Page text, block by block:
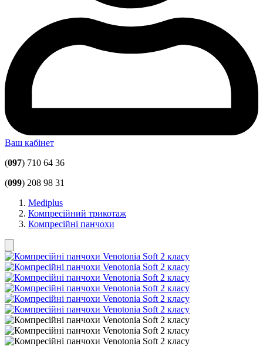
Ваш кабінет
(097) 710 64 36
(099) 208 98 31
Mediplus
Компресійний трикотаж
Компресійні панчохи